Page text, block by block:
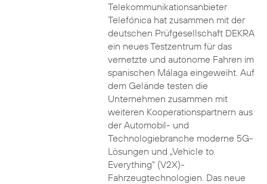
Telekommunikationsanbieter
Telefónica hat zusammen mit der
deutschen Prüfgesellschaft DEKRA
ein neues Testzentrum für das
vernetzte und autonome Fahren im
spanischen Málaga eingeweiht. Auf
dem Gelände testen die
Unternehmen zusammen mit
weiteren Kooperationspartnern aus
der Automobil- und
Technologiebranche moderne 5G-
Lösungen und „Vehicle to
Everything“ (V2X)-
Fahrzeugtechnologien. Das neue